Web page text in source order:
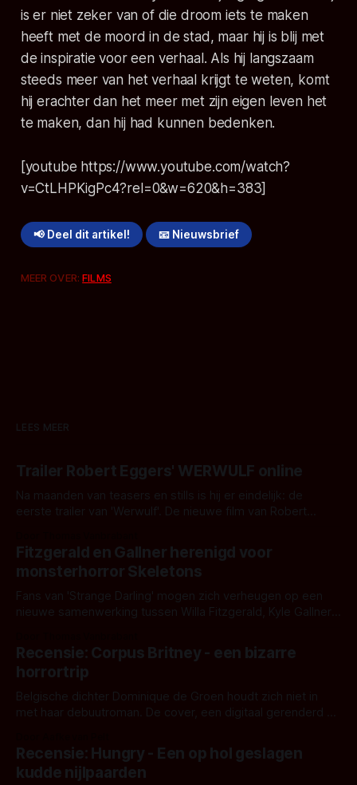
is er niet zeker van of die droom iets te maken
heeft met de moord in de stad, maar hij is blij met
de inspiratie voor een verhaal. Als hij langszaam
steeds meer van het verhaal krijgt te weten, komt
hij erachter dan het meer met zijn eigen leven het
te maken, dan hij had kunnen bedenken.
[youtube https://www.youtube.com/watch?
v=CtLHPKigPc4?rel=0&w=620&h=383]
📢 Deel dit artikel! 📧 Nieuwsbrief
MEER OVER:FILMS
LEES MEER
Trailer Robert Eggers' WERWULF online
Na maanden van teasers en stills is hij er eindelijk: de
eerste trailer van 'Werwulf'. De nieuwe film van Robert
kille stijl vol folklore en mythe. Het topic deze keer is (kon
het het al raden?)... de weerwolf. Kijk je mee?
Fitzgerald en Gallner herenigd voor
monsterhorror Skeletons
Fans van 'Strange Darling' mogen zich verheugen op een
nieuwe samenwerking tussen Willa Fitzgerald, Kyle Gallner
'Skeletons', een nieuwe creature feature waarvoor de
opnames zijn gestart in Australië.
Recensie: Corpus Britney - een bizarre
horrortrip
Belgische dichter Dominique de Groen houdt zich niet in
met haar debuutroman. De cover, een digitaal gerenderd en
achtergrond, belooft iets kleurrijks maar onheilspellends,
iets ongrijpbaars. En dat maakt De Groen met ieder woord
waar.
Recensie: Hungry - Een op hol geslagen
kudde nijlpaarden